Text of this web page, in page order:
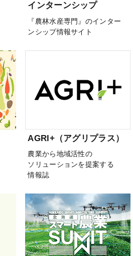
インターンシップ
『農林水産専門』のインター
ンシップ情報サイト
AGRI+（アグリプラス）
農業から地域活性の
ソリューションを提案する
情報誌